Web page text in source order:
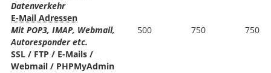
Datenverkehr
E-Mail Adressen
Mit POP3, IMAP, Webmail,
Autoresponder etc.
500 750 750
SSL / FTP / E-Mails /
Webmail / PHPMyAdmin